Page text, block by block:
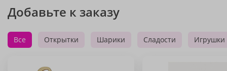
Добавьте к заказу
Все Открытки Шарики Сладости Игрушки